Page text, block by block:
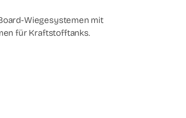
Wiegesystemen mit
für Kraftstofftanks.